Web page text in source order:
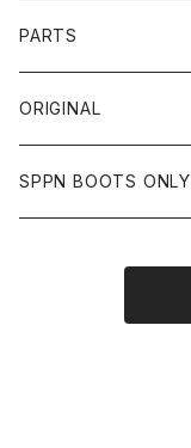
SHIRTS
OTHER
SHIRTS
TOYS McCOY
OTHER
TOPS
VIN&AGE
WEAR
HARLEY DAVIDSON
ROUGH TAIL
リード工業
NAPA
DIN MARKET
DIN MARKET
STREAM TRAIL
BAG
HTC
SLOW WEAR LION
STANCE
PARTS
ORIGINAL
TOPS
SPPN BOOTS ONLY
ACCESSORIES